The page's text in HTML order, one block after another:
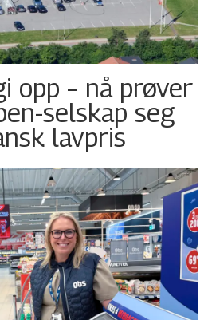
opp – nå prøver
selskap seg
lavpris